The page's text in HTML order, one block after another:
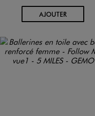
AJOUTERAU PANIER